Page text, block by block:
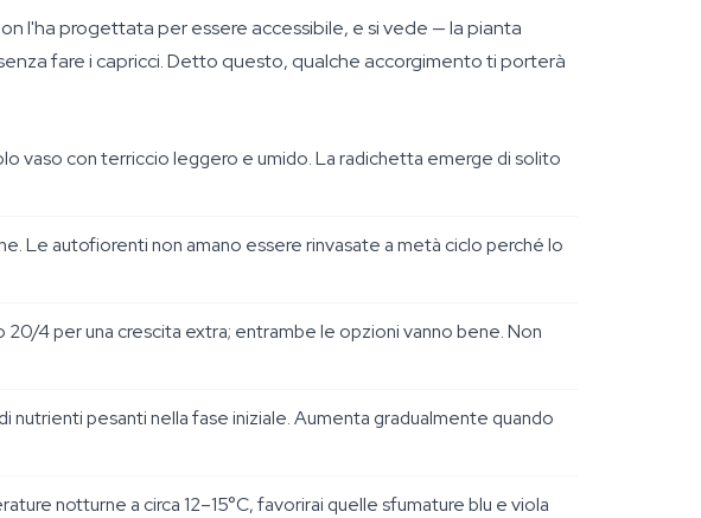
l'ha progettata per essere accessibile, e si vede — la pianta
fare i capricci. Detto questo, qualche accorgimento ti porterà
vaso con terriccio leggero e umido. La radichetta emerge di solito
Le autofiorenti non amano essere rinvasate a metà ciclo perché lo
4 per una crescita extra; entrambe le opzioni vanno bene. Non
pesanti nella fase iniziale. Aumenta gradualmente quando
notturne a circa 12–15°C, favorirai quelle sfumature blu e viola